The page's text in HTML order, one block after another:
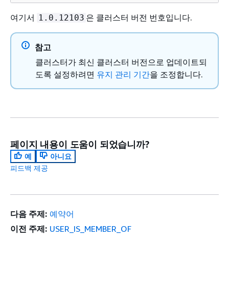
여기서 1.0.12103 은 클러스터 버전 번호입니다.
참고
클러스터가 최신 클러스터 버전으로 업데이트되
도록 설정하려면 유지 관리 기간을 조정합니다.
페이지 내용이 도움이 되었습니까?
예
아니요
피드백 제공
다음 주제: 예약어
이전 주제: USER_IS_MEMBER_OF